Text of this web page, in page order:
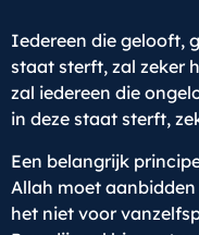
Iedereen die gelooft,
staat sterft, zal zeker
zal iedereen die
in deze staat sterft,
Een belangrijk
Allah moet
het niet voor